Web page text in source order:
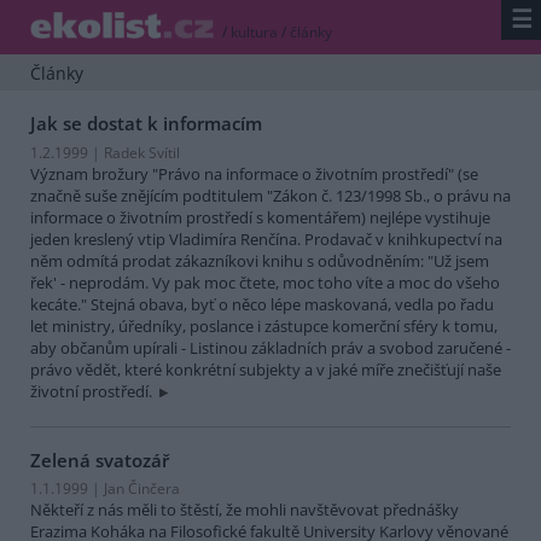
/ kultura / články ☰
Články
Jak se dostat k informacím
1.2.1999 | Radek Svítil
Význam brožury "Právo na informace o životním prostředí" (se
značně suše znějícím podtitulem "Zákon č. 123/1998 Sb., o právu na
informace o životním prostředí s komentářem) nejlépe vystihuje
jeden kreslený vtip Vladimíra Renčína. Prodavač v knihkupectví na
něm odmítá prodat zákazníkovi knihu s odůvodněním: "Už jsem
řek' - neprodám. Vy pak moc čtete, moc toho víte a moc do všeho
kecáte." Stejná obava, byť o něco lépe maskovaná, vedla po řadu
let ministry, úředníky, poslance i zástupce komerční sféry k tomu,
aby občanům upírali - Listinou základních práv a svobod zaručené -
právo vědět, které konkrétní subjekty a v jaké míře znečišťují naše
životní prostředí.
Zelená svatozář
1.1.1999 | Jan Činčera
Někteří z nás měli to štěstí, že mohli navštěvovat přednášky
Erazima Koháka na Filosofické fakultě University Karlovy věnované